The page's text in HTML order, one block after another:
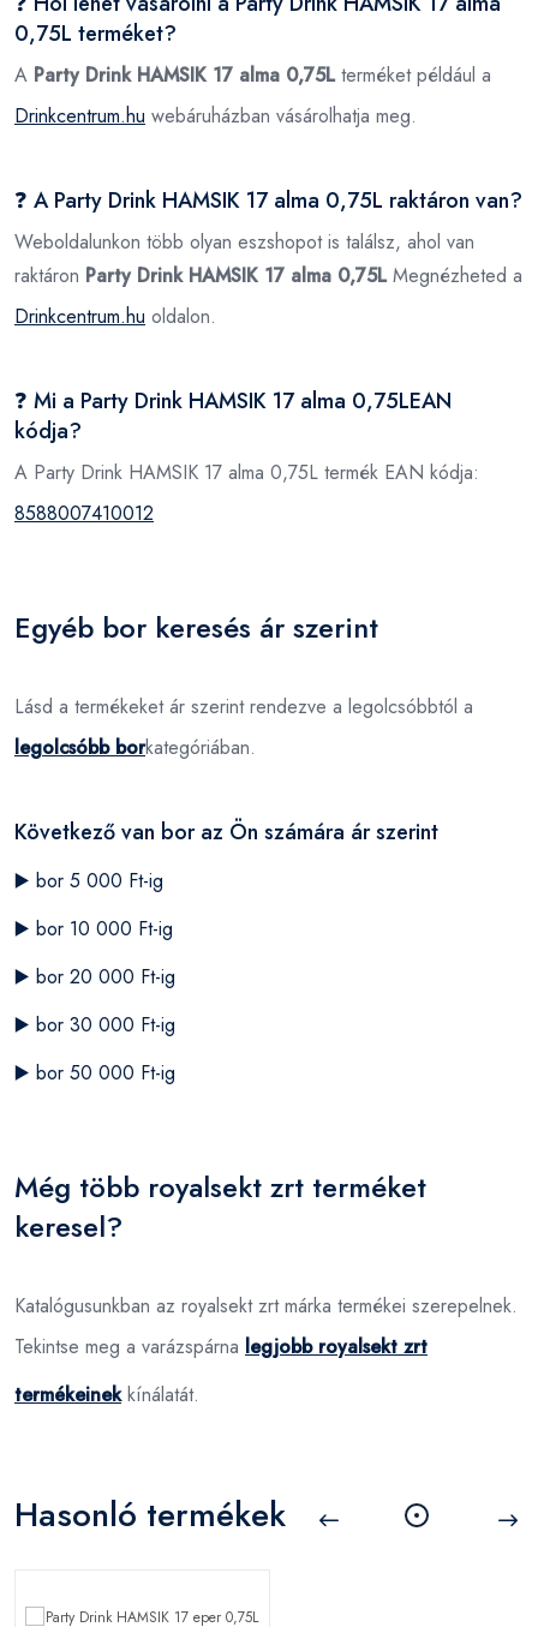
0,75L terméket?
A Party Drink HAMSIK 17 alma 0,75Lterméket például a
Drinkcentrum.hu webáruházban vásárolhatja meg.
❓ A Party Drink HAMSIK 17 alma 0,75L raktáron van?
Weboldalunkon több olyan eszshopot is találsz, ahol van
raktáron Party Drink HAMSIK 17 alma 0,75LMegnézheted a
Drinkcentrum.hu oldalon.
❓ Mi a Party Drink HAMSIK 17 alma 0,75LEAN
kódja?
A Party Drink HAMSIK 17 alma 0,75L termék EAN kódja:
8588007410012
Egyéb bor keresés ár szerint
Lásd a termékeket ár szerint rendezve a legolcsóbbtól a
legolcsóbb borkategóriában.
Következő van bor az Ön számára ár szerint
▶️ bor 5 000 Ft-ig
▶️ bor 10 000 Ft-ig
▶️ bor 20 000 Ft-ig
▶️ bor 30 000 Ft-ig
▶️ bor 50 000 Ft-ig
Még több royalsekt zrt terméket
keresel?
Katalógusunkban az royalsekt zrt márka termékei szerepelnek.
Tekintse meg a varázspárna legjobb royalsekt zrt
termékeinekkínálatát.
Hasonló termékek